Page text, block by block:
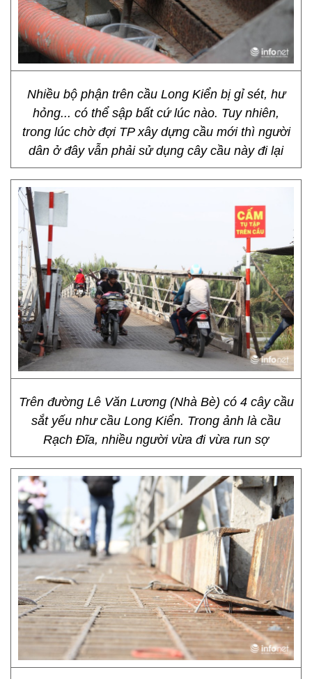
Nhiều bộ phận trên cầu Long Kiển bị gỉ sét, hư
hỏng... có thể sập bất cứ lúc nào. Tuy nhiên,
trong lúc chờ đợi TP xây dựng cầu mới thì người
dân ở đây vẫn phải sử dụng cây cầu này đi lại
Trên đường Lê Văn Lương (Nhà Bè) có 4 cây cầu
sắt yếu như cầu Long Kiển. Trong ảnh là cầu
Rạch Đĩa, nhiều người vừa đi vừa run sợ